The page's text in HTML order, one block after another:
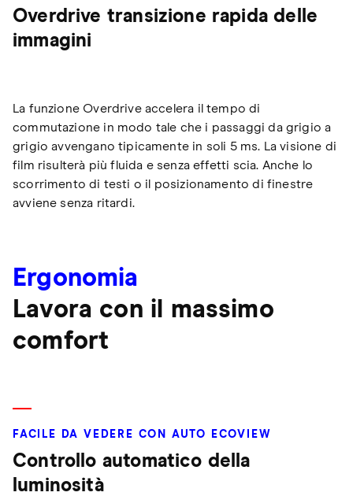
Overdrive transizione rapida delle
immagini
La funzione Overdrive accelera il tempo di
commutazione in modo tale che i passaggi da grigio a
grigio avvengano tipicamente in soli 5 ms. La visione di
film risulterà più fluida e senza effetti scia. Anche lo
scorrimento di testi o il posizionamento di finestre
avviene senza ritardi.
Ergonomia
Lavora con il massimo
comfort
FACILE DA VEDERE CON AUTO ECOVIEW
Controllo automatico della
luminosità